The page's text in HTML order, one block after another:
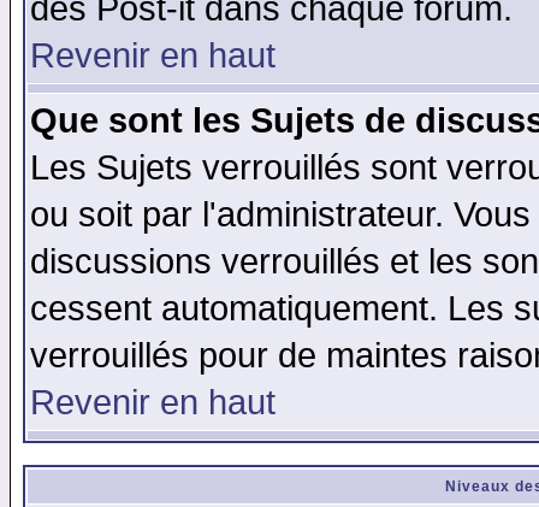
des Post-it dans chaque forum.
Revenir en haut
Que sont les Sujets de
Les Sujets verrouillés sont
ou soit par l'administrateur.
discussions verrouillés et les
cessent automatiquement. Les
verrouillés pour de maintes
Revenir en haut
Niveaux